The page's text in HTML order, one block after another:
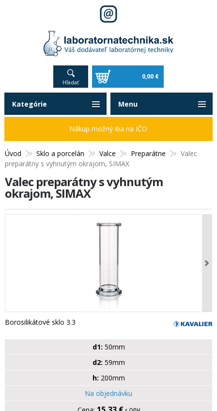
Hľadať
0,00 €
Úvod Sklo a porcelán Valce Preparátne
Valec
preparátny s vyhnutým okrajom, SIMAX
Valec preparátny s vyhnutým
okrajom, SIMAX
Borosilikátové sklo 3.3
d1: 50mm
d2: 59mm
h: 200mm
Na objednávku
Kategórie
Nákup možný iba na IČO
Menu